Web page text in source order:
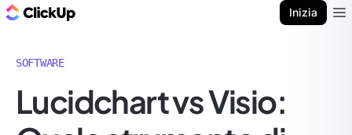
Inizia
SOFTWARE
Lucidchart vs Visio: